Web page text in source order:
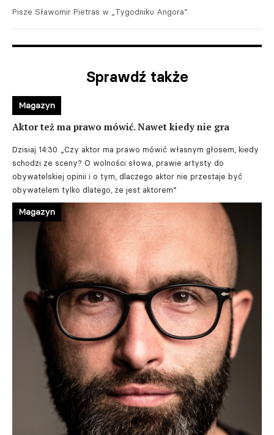
Pisze Sławomir Pietras w „Tygodniku Angora”.
Sprawdź także
Aktor też ma prawo mówić. Nawet kiedy nie gra
Dzisiaj 14:30 „Czy aktor ma prawo mówić własnym głosem, kiedy
schodzi ze sceny? O wolności słowa, prawie artysty do
obywatelskiej opinii i o tym, dlaczego aktor nie przestaje być
obywatelem tylko dlatego, że jest aktorem”
Magazyn
Magazyn